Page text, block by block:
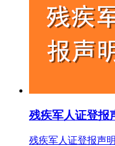
残疾军人证登报
残疾军人证登报声